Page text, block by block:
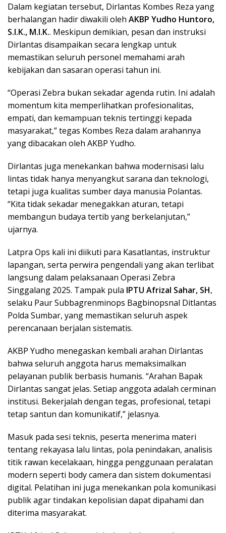
Dalam kegiatan tersebut, Dirlantas Kombes Reza yang
berhalangan hadir diwakili oleh AKBP Yudho Huntoro,
S.I.K., M.I.K.. Meskipun demikian, pesan dan instruksi
Dirlantas disampaikan secara lengkap untuk
memastikan seluruh personel memahami arah
kebijakan dan sasaran operasi tahun ini.
“Operasi Zebra bukan sekadar agenda rutin. Ini adalah
momentum kita memperlihatkan profesionalitas,
empati, dan kemampuan teknis tertinggi kepada
masyarakat,” tegas Kombes Reza dalam arahannya
yang dibacakan oleh AKBP Yudho.
Dirlantas juga menekankan bahwa modernisasi lalu
lintas tidak hanya menyangkut sarana dan teknologi,
tetapi juga kualitas sumber daya manusia Polantas.
“Kita tidak sekadar menegakkan aturan, tetapi
membangun budaya tertib yang berkelanjutan,”
ujarnya.
Latpra Ops kali ini diikuti para Kasatlantas, instruktur
lapangan, serta perwira pengendali yang akan terlibat
langsung dalam pelaksanaan Operasi Zebra
Singgalang 2025. Tampak pula IPTU Afrizal Sahar, SH,
selaku Paur Subbagrenminops Bagbinopsnal Ditlantas
Polda Sumbar, yang memastikan seluruh aspek
perencanaan berjalan sistematis.
AKBP Yudho menegaskan kembali arahan Dirlantas
bahwa seluruh anggota harus memaksimalkan
pelayanan publik berbasis humanis. “Arahan Bapak
Dirlantas sangat jelas. Setiap anggota adalah cerminan
institusi. Bekerjalah dengan tegas, profesional, tetapi
tetap santun dan komunikatif,” jelasnya.
Masuk pada sesi teknis, peserta menerima materi
tentang rekayasa lalu lintas, pola penindakan, analisis
titik rawan kecelakaan, hingga penggunaan peralatan
modern seperti body camera dan sistem dokumentasi
digital. Pelatihan ini juga menekankan pola komunikasi
publik agar tindakan kepolisian dapat dipahami dan
diterima masyarakat.